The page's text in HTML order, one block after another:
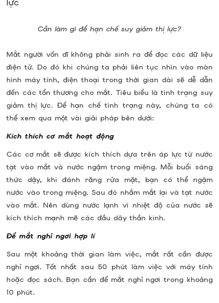
Cần làm gì để hạn chế suy giảm thị lực?
Mắt người vốn dĩ không phải sinh ra để đọc các dữ liệu
điện tử. Do đó khi chúng ta phải liên tục nhìn vào màn
hình máy tính, điện thoại trong thời gian dài sẽ dễ dẫn
đến các tổn thương cho mắt. Tiêu biểu là tình trạng suy
giảm thị lực. Để hạn chế tình trạng này, chúng ta có
thể xem qua một vài giải pháp bên dưới:
Kích thích cơ mắt hoạt động
Các cơ mắt sẽ được kích thích dựa trên áp lực từ nước
tạt vào mắt và nước ngậm trong miệng. Mỗi buổi sáng
thức dậy, khi đánh răng rửa mặt, bạn có thể ngậm
nước vào trong miệng. Sau đó nhắm mắt lại và tạt nước
vào mắt. Nên dùng nước lạnh vì nhiệt độ của nước sẽ
kích thích mạnh mẽ các đầu dây thần kinh.
Để mắt nghỉ ngơi hợp lí
Sau một khoảng thời gian làm việc, mắt rất cần được
nghỉ ngơi. Tốt nhất sau 50 phút làm việc với máy tính
hoặc đọc sách. Bạn cần để mắt nghỉ ngơi trong khoảng
10 phút.